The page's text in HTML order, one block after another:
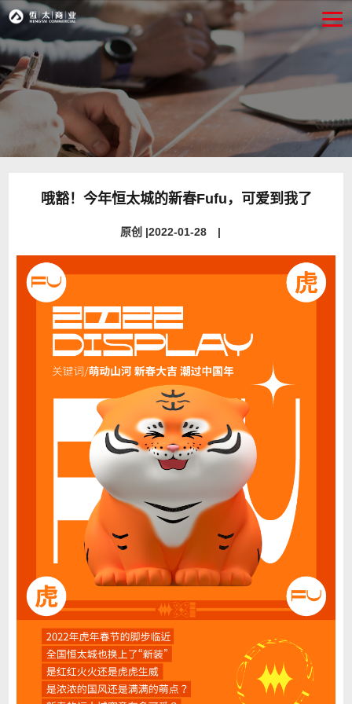
哦豁！今年恒太城的新春Fufu，可爱到我了
原创 |2022-01-28 |